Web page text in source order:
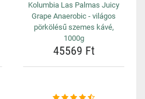
Kolumbia Las Palmas Juicy
Grape Anaerobic - világos
pörkölésű szemes kávé,
1000g
45569 Ft